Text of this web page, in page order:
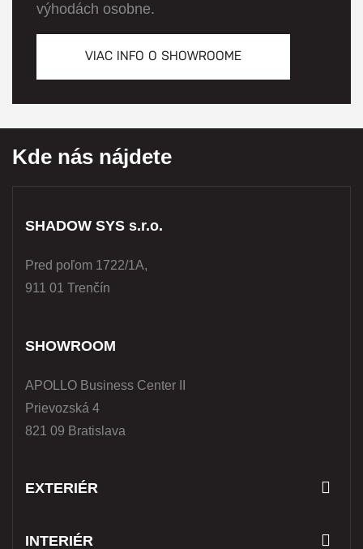
výhodách osobne.
VIAC INFO O SHOWROOME
Kde nás nájdete
SHADOW SYS s.r.o.
Pred poľom 1722/1A,
911 01 Trenčín
SHOWROOM
APOLLO Business Center II
Prievozská 4
821 09 Bratislava
EXTERIÉR
INTERIÉR